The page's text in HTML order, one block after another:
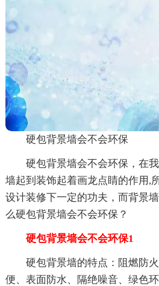
硬包背景墙会不会环保
硬包背景墙会不会环保，在
墙起到装饰起着画龙点睛的作用,
设计装修下一定的功夫，而背景
么硬包背景墙会不会环保？
硬包背景墙会不会环保1
硬包背景墙的特点：阻燃防
便、表面防水、隔绝噪音、绿色